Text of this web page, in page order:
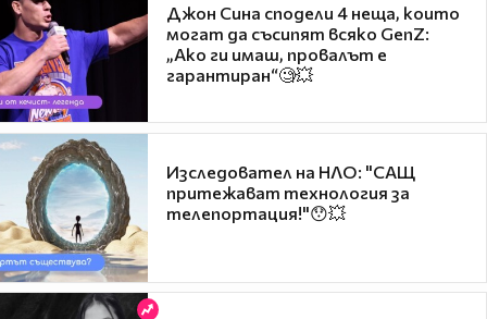
Джон Сина сподели 4 неща, които
могат да съсипят всяко GenZ:
„Ако ги имаш, провалът е
гарантиран“🧐💥
Изследовател на НЛО: "САЩ
притежават технология за
телепортация!"😯💥